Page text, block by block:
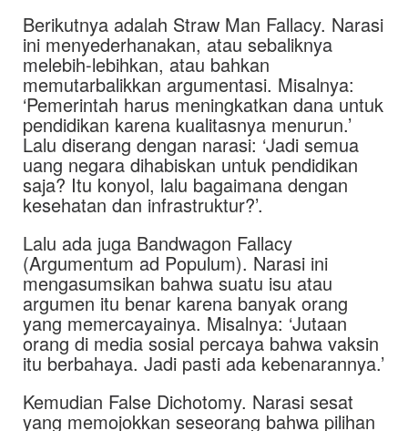
Berikutnya adalah Straw Man Fallacy. Narasi
ini menyederhanakan, atau sebaliknya
melebih-lebihkan, atau bahkan
memutarbalikkan argumentasi. Misalnya:
‘Pemerintah harus meningkatkan dana untuk
pendidikan karena kualitasnya menurun.’
Lalu diserang dengan narasi: ‘Jadi semua
uang negara dihabiskan untuk pendidikan
saja? Itu konyol, lalu bagaimana dengan
kesehatan dan infrastruktur?’.
Lalu ada juga Bandwagon Fallacy
(Argumentum ad Populum). Narasi ini
mengasumsikan bahwa suatu isu atau
argumen itu benar karena banyak orang
yang memercayainya. Misalnya: ‘Jutaan
orang di media sosial percaya bahwa vaksin
itu berbahaya. Jadi pasti ada kebenarannya.’
Kemudian False Dichotomy. Narasi sesat
yang memojokkan seseorang bahwa pilihan